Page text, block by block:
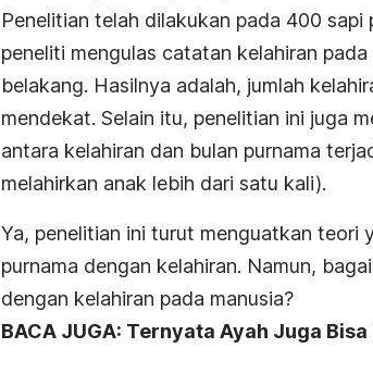
Penelitian telah dilakukan pada 400 sapi
peneliti mengulas catatan kelahiran
belakang. Hasilnya adalah, jumlah
mendekat. Selain itu, penelitian ini juga
antara kelahiran dan bulan purnama
melahirkan anak lebih dari satu kali).
Ya, penelitian ini turut menguatkan teori
purnama dengan kelahiran. Namun,
dengan kelahiran pada manusia?
BACA JUGA: Ternyata Ayah Juga